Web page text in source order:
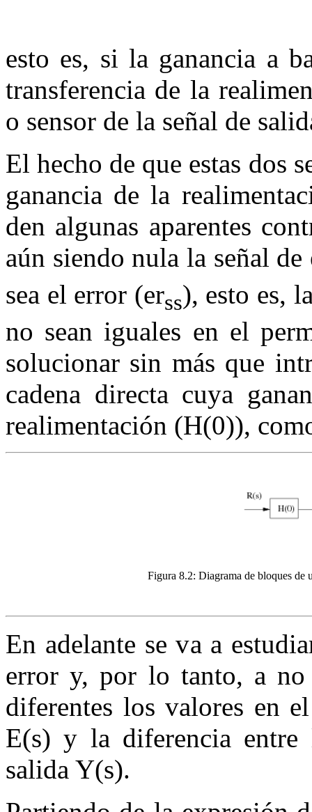
esto es, si la ganancia a
transferencia de la
o sensor de la señal de
El hecho de que estas dos
ganancia de la
den algunas aparentes
aún siendo nula la señal
sea el error (erss), esto es,
no sean iguales en el
solucionar sin más que
cadena directa cuya
realimentación (H(0)),
Figura 8.2: Diagrama de bloques de
En adelante se va a
error y, por lo tanto, a
diferentes los valores en
E(s) y la diferencia entre
salida Y(s).